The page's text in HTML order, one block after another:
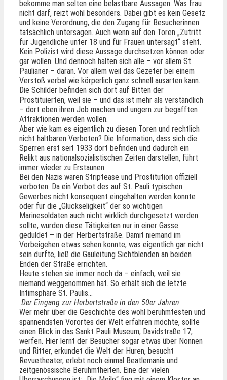
bekomme man selten eine belastbare Aussagen. Was frau
nicht darf, reizt wohl besonders. Dabei gibt es kein Gesetz
und keine Verordnung, die den Zugang für Besucherinnen
tatsächlich untersagen. Auch wenn auf den Toren „Zutritt
für Jugendliche unter 18 und für Frauen untersagt“ steht.
Kein Polizist wird diese Aussage durchsetzen können oder
gar wollen. Und dennoch halten sich alle – vor allem St.
Paulianer – daran. Vor allem weil das Gezeter bei einem
Verstoß verbal wie körperlich ganz schnell ausarten kann.
Die Schilder befinden sich dort auf Bitten der
Prostituierten, weil sie – und das ist mehr als verständlich
– dort eben ihren Job machen und ungern zur begafften
Attraktionen werden wollen.
Aber wie kam es eigentlich zu diesen Toren und rechtlich
nicht haltbaren Verboten? Die Information, dass sich die
Sperren erst seit 1933 dort befinden und dadurch ein
Relikt aus nationalsozialistischen Zeiten darstellen, führt
immer wieder zu Erstaunen.
Bei den Nazis waren Striptease und Prostitution offiziell
verboten. Da ein Verbot des auf St. Pauli typischen
Gewerbes nicht konsequent eingehalten werden konnte
oder für die „Glückseligkeit“ der so wichtigen
Marinesoldaten auch nicht wirklich durchgesetzt werden
sollte, wurden diese Tätigkeiten nur in einer Gasse
geduldet – in der Herbertstraße. Damit niemand im
Vorbeigehen etwas sehen konnte, was eigentlich gar nicht
sein durfte, ließ die Gauleitung Sichtblenden an beiden
Enden der Straße errichten.
Heute stehen sie immer noch da – einfach, weil sie
niemand weggenommen hat. So erhält sich die letzte
Intimsphäre St. Paulis…
Der Eingang zur Herbertstraße in den 50er Jahren
Wer mehr über die Geschichte des wohl berühmtesten und
spannendsten Vorortes der Welt erfahren möchte, sollte
einen Blick in das Sankt Pauli Museum, Davidstraße 17,
werfen. Hier lernt der Besucher sogar etwas über Nonnen
und Ritter, erkundet die Welt der Huren, besucht
Revuetheater, erlebt noch einmal Beatlemania und
zeitgenössische Berühmtheiten. Eine der vielen